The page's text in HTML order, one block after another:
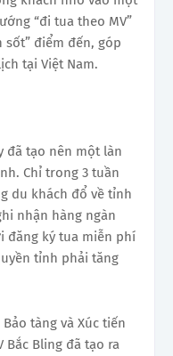
“đi tua theo MV”
sốt” điểm đến, góp
tại Việt Nam.
đã tạo nên một làn
Chỉ trong 3 tuần
du khách đổ về tỉnh
nhận hàng ngàn
đăng ký tua miễn phí
tỉnh phải tăng
tàng và Xúc tiến
Bắc Bling đã tạo ra